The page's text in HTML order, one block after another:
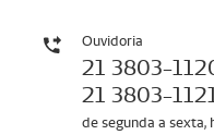
Ouvidoria
21 3803-
21 3803-
de segunda a sexta,